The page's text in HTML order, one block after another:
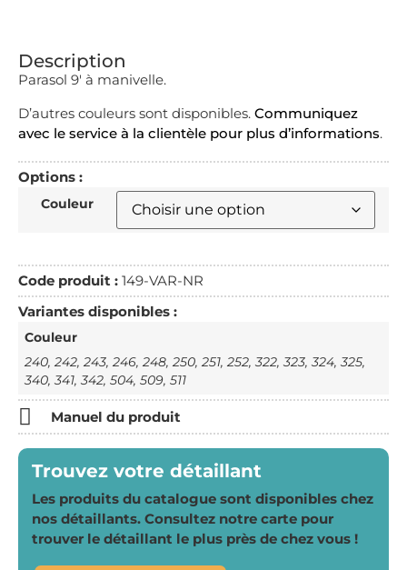
Description
Parasol 9′ à manivelle.
D’autres couleurs sont disponibles. Communiquez
avec le service à la clientèle pour plus d’informations.
Options :
Couleur
Code produit : 149-VAR-NR
Variantes disponibles :
Couleur
240, 242, 243, 246, 248, 250, 251, 252, 322, 323, 324, 325,
340, 341, 342, 504, 509, 511
Manuel du produit
Trouvez votre détaillant
Les produits du catalogue sont disponibles chez
nos détaillants. Consultez notre carte pour
trouver le détaillant le plus près de chez vous !